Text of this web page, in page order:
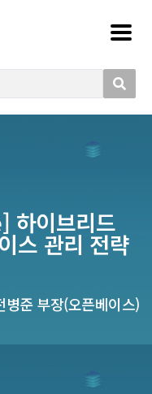
하이브리드
스 관리 전략
준 부장(오픈베이스)